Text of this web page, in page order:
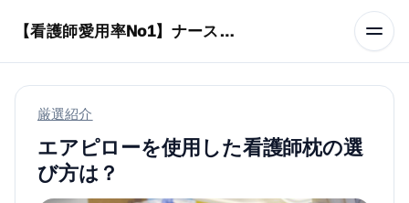
【看護師愛用率No1】ナースリーで人気の商品はコレ
厳選紹介
エアピローを使用した看護師枕の選
び方は？